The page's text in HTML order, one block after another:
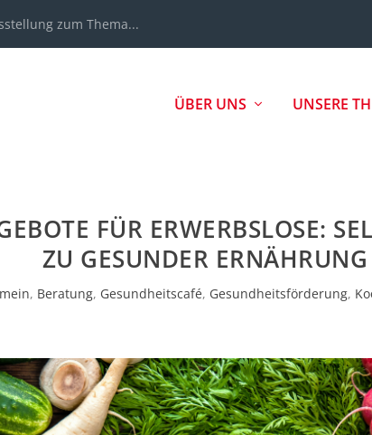
zum Thema...
ÜBER UNS UNSERE
FÜR ERWERBSLOSE:
ZU GESUNDER ERNÄHRUNG
, Beratung, Gesundheitscafé, Gesundheitsförderung,